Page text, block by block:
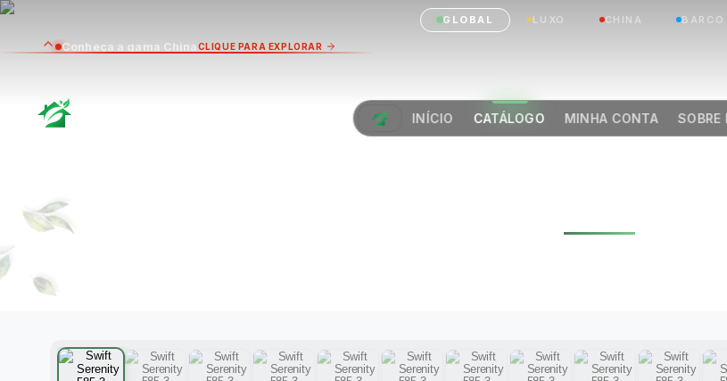
GLOBAL LUXO CHINA BARCO
INÍCIO CATÁLOGO MINHA CONTA SOBRE
SWIFT
Conheça a gama ChinaCLIQUE PARA EXPLORAR